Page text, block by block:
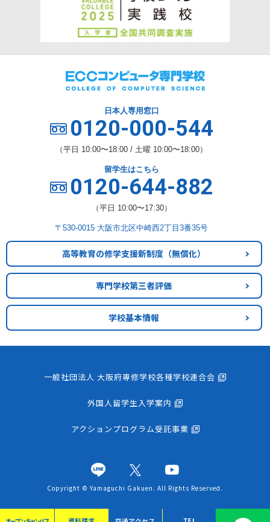
日本人専用窓口
0120-000-544
（平日 10:00〜18:00 / 土曜 10:00〜18:00）
留学生はこちら
0120-644-882
（平日 10:00〜17:30）
〒530-0015 大阪市北区中崎西2丁目3番35号
高等教育の修学支援新制度 （無償化）
専門学校第三者評価
学校基本情報
一般社団法人 大阪府専修学校各種学校連合会
外国人留学生入学案内
アクションプログラム受託事業
Copyright © Yamaguchi Gakuen. All Rights Reserved.